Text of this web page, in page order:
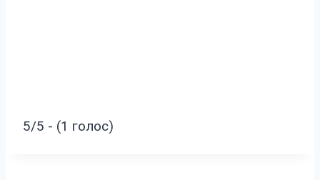
5/5 - (1 голос)